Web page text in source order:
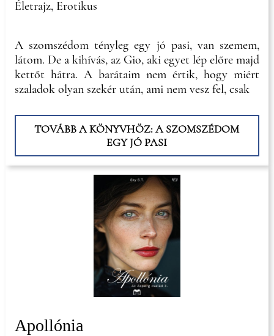
Életrajz, Erotikus
A szomszédom tényleg egy jó pasi, van szemem,
látom. De a kihívás, az Gio, aki egyet lép előre majd
kettőt hátra. A barátaim nem értik, hogy miért
szaladok olyan szekér után, ami nem vesz fel, csak
TOVÁBB A KÖNYVHÖZ: A SZOMSZÉDOM
EGY JÓ PASI
Apollónia